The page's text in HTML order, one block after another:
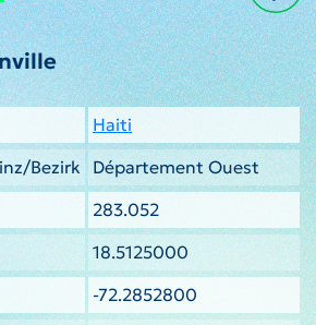
Haiti
Bezirk
Département Ouest
283.052
18.5125000
-72.2852800